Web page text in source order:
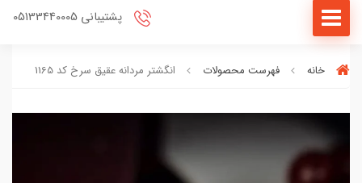
پشتیبانی 05133440005
خانه فهرست محصولات انگشتر مردانه عقیق سرخ کد 1165